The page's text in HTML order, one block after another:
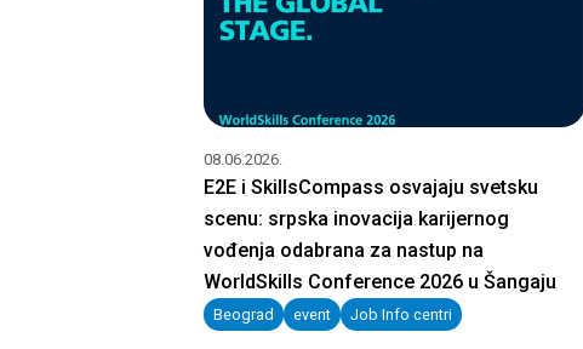
08.06.2026.
E2E i SkillsCompass osvajaju svetsku
scenu: srpska inovacija karijernog
vođenja odabrana za nastup na
WorldSkills Conference 2026 u Šangaju
Beograd event Job Info centri